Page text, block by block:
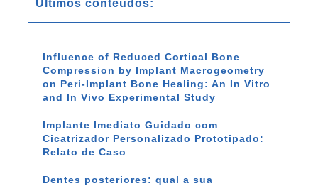
Últimos conteúdos:
Influence of Reduced Cortical Bone
Compression by Implant Macrogeometry
on Peri-Implant Bone Healing: An In Vitro
and In Vivo Experimental Study
Implante Imediato Guidado com
Cicatrizador Personalizado Prototipado:
Relato de Caso
Dentes posteriores: qual a sua